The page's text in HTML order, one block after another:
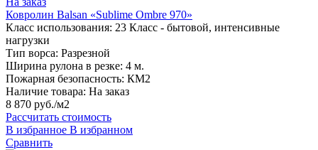
Ковролин Balsan «Sublime Ombre 970»
Класс использования: 23 Класс - бытовой, интенсивные
нагрузки
Тип ворса: Разрезной
Ширина рулона в резке: 4 м.
Пожарная безопасность: КМ2
Наличие товара: На заказ
8 870 руб./м2
Рассчитать стоимость
В избранное В избранном
Сравнить